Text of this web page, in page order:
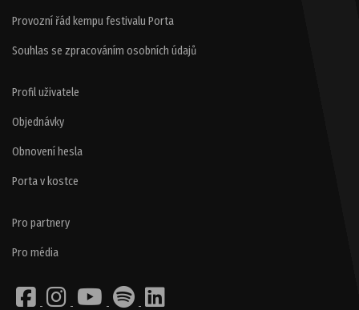
Provozní řád kempu festivalu Porta
Souhlas se zpracováním osobních údajů
Profil uživatele
Objednávky
Obnovení hesla
Porta v kostce
Pro partnery
Pro média